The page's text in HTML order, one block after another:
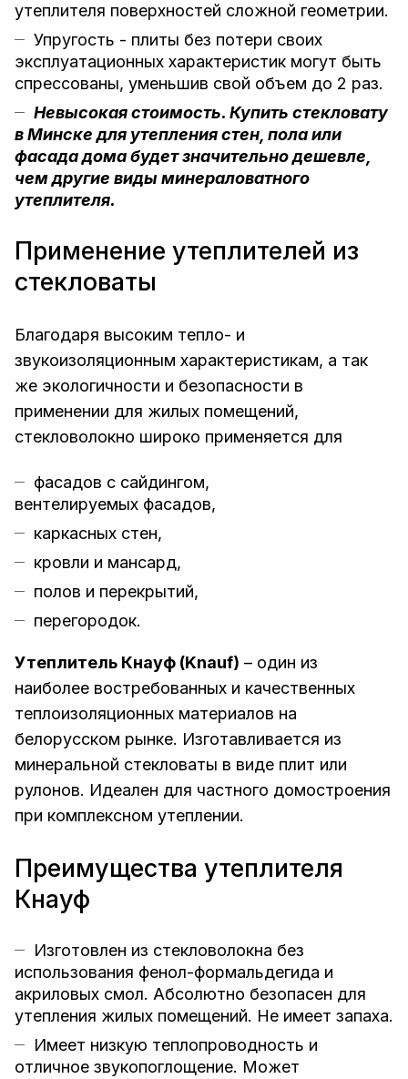
утеплителя поверхностей сложной геометрии.
Упругость - плиты без потери своих
эксплуатационных характеристик могут быть
спрессованы, уменьшив свой объем до 2 раз.
Невысокая стоимость. Купить стекловату
в Минске для утепления стен, пола или
фасада дома будет значительно дешевле,
чем другие виды минераловатного
утеплителя.
Применение утеплителей из
стекловаты
Благодаря высоким тепло- и
звукоизоляционным характеристикам, а так
же экологичности и безопасности в
применении для жилых помещений,
стекловолокно широко применяется для
фасадов с сайдингом,
вентелируемых фасадов,
каркасных стен,
кровли и мансард,
полов и перекрытий,
перегородок.
Утеплитель Кнауф (Knauf) – один из
наиболее востребованных и качественных
теплоизоляционных материалов на
белорусском рынке. Изготавливается из
минеральной стекловаты в виде плит или
рулонов. Идеален для частного домостроения
при комплексном утеплении.
Преимущества утеплителя
Кнауф
Изготовлен из стекловолокна без
использования фенол-формальдегида и
акриловых смол. Абсолютно безопасен для
утепления жилых помещений. Не имеет запаха.
Имеет низкую теплопроводность и
отличное звукопоглощение. Может